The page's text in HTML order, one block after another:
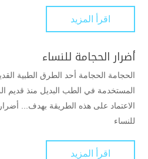
اقرأ المزيد
أضرار الحجامة للنساء
الحجامة الحجامة أحد الطرق الطبية
المستخدمة في الطب البديل منذ قديم
الاعتماد على هذه الطريقة بهدف...
للنساء
اقرأ المزيد